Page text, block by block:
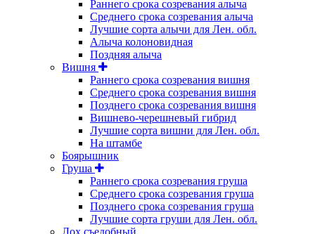
Раннего срока созревания алыча
Среднего срока созревания алыча
Лучшие сорта алычи для Лен. обл.
Алыча колоновидная
Поздняя алыча
Вишня
Раннего срока созревания вишня
Среднего срока созревания вишня
Позднего срока созревания вишня
Вишнево-черешневый гибрид
Лучшие сорта вишни для Лен. обл.
На штамбе
Боярышник
Груша
Раннего срока созревания груша
Среднего срока созревания груша
Позднего срока созревания груша
Лучшие сорта груши для Лен. обл.
Лох съедобный